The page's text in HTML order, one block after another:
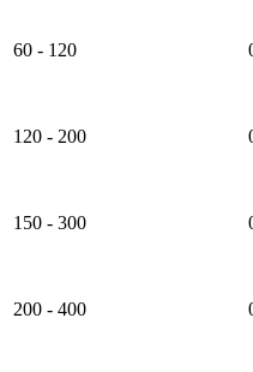
60 - 120
120 - 200
150 - 300
200 - 400